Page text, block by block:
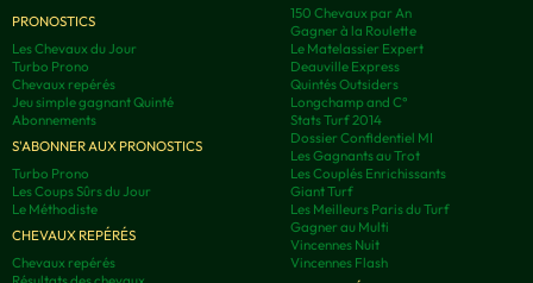
PRONOSTICS
Les Chevaux du Jour
Turbo Prono
Chevaux repérés
Jeu simple gagnant Quinté
Abonnements
S'ABONNER AUX PRONOSTICS
Turbo Prono
Les Coups Sûrs du Jour
Le Méthodiste
CHEVAUX REPÉRÉS
Chevaux repérés
150 Chevaux par An
Gagner à la Roulette
Le Matelassier Expert
Deauville Express
Quintés Outsiders
Longchamp and C°
Stats Turf 2014
Dossier Confidentiel MI
Les Gagnants au Trot
Les Couplés Enrichissants
Giant Turf
Les Meilleurs Paris du Turf
Gagner au Multi
Vincennes Nuit
Vincennes Flash